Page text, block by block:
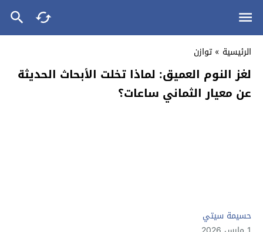
الرئيسية » توازن
لغز النوم العميق: لماذا تخلت الأبحاث الحديثة
عن معيار الثماني ساعات؟
حسيمة سيتي